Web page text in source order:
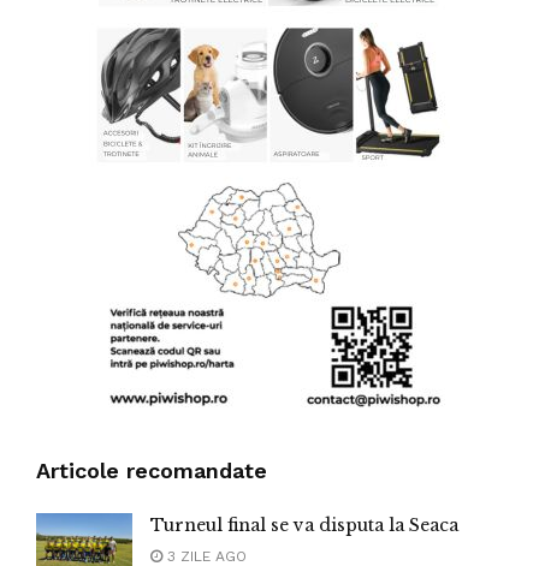
Articole recomandate
Turneul final se va disputa la Seaca
3 ZILE AGO